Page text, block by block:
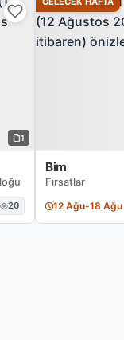
1
20
Bim
Fırsatlar
12 Ağu-18 Ağu